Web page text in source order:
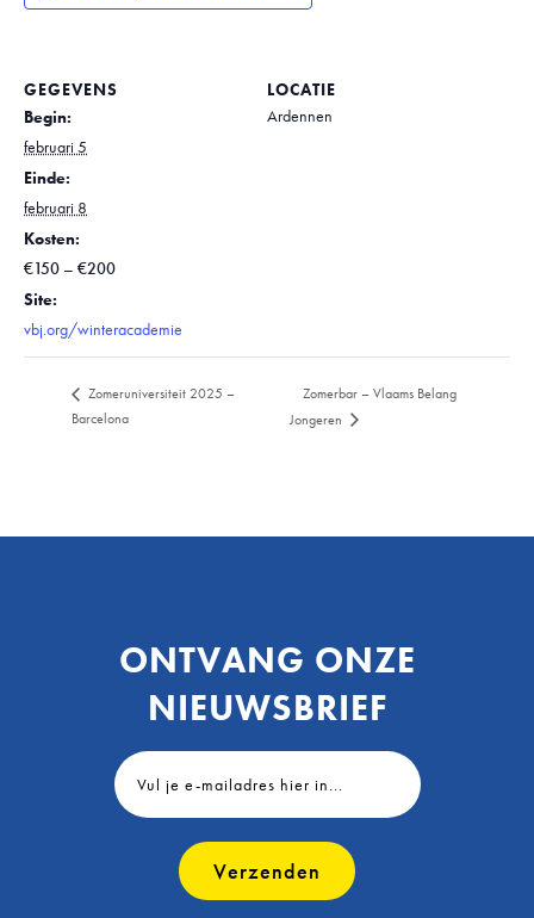
GEGEVENS
Begin:
februari 5
Einde:
februari 8
Kosten:
€150 – €200
Site:
vbj.org/winteracademie
LOCATIE
Ardennen
Zomeruniversiteit 2025 –
Barcelona
Zomerbar – Vlaams Belang
Jongeren
ONTVANG ONZE
NIEUWSBRIEF
Verzenden